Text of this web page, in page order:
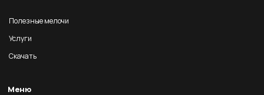
Полезные мелочи
Услуги
Скачать
Меню